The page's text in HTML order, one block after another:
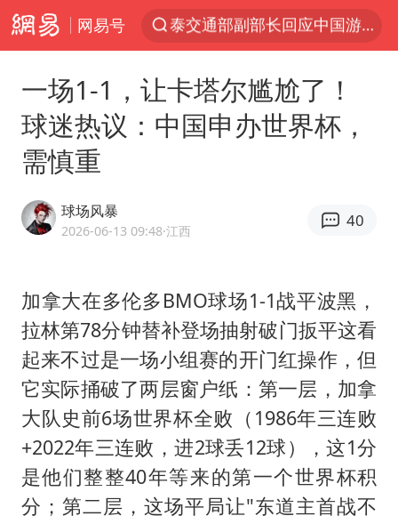
网易号
夜幕落下 运动上场
“空调24小时开着更省电”不实
台风白海豚逼近 暴雨大暴雨来袭
47岁妈妈突然产女 26岁女儿：很震惊
OpenAI为免费用户升级GPT-5.6 Luna
美媒称美国想用战术核武器对抗中俄
中国稀土盘中涨停
日本广岛民众举行游行反对政府行径
实探山东最热的“中国蔬菜之乡”
一场1-1，让卡塔尔尴尬了！
球迷热议：中国申办世界杯，
需慎重
球场风暴
2026-06-13 09:48·江西
40
加拿大在多伦多BMO球场1-1战平波黑，
拉林第78分钟替补登场抽射破门扳平这看
起来不过是一场小组赛的开门红操作，但
它实际捅破了两层窗户纸：第一层，加拿
大队史前6场世界杯全败（1986年三连败
+2022年三连败，进2球丢12球），这1分
是他们整整40年等来的第一个世界杯积
分；第二层，这场平局让"东道主首战不